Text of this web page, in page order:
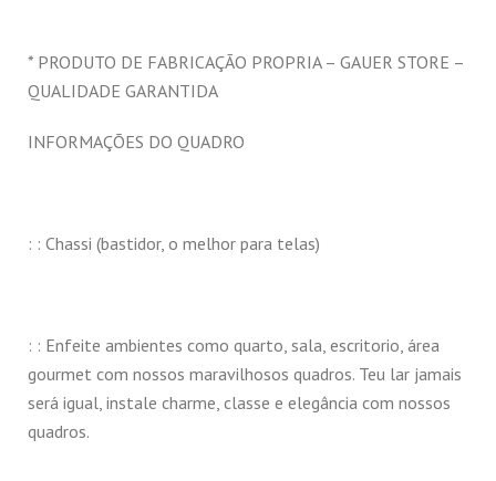
* PRODUTO DE FABRICAÇÃO PROPRIA – GAUER STORE –
QUALIDADE GARANTIDA
INFORMAÇÕES DO QUADRO
: : Chassi (bastidor, o melhor para telas)
: : Enfeite ambientes como quarto, sala, escritorio, área
gourmet com nossos maravilhosos quadros. Teu lar jamais
será igual, instale charme, classe e elegância com nossos
quadros.